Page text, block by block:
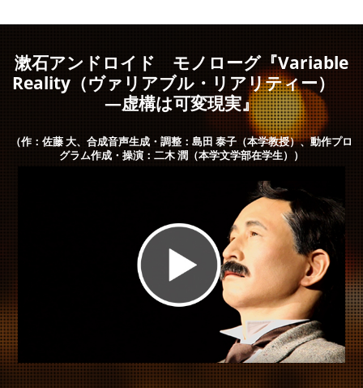
漱石アンドロイド モノローグ『Variable
Reality（ヴァリアブル・リアリティー）
―虚構は可変現実』
（作：佐藤 大、合成音声生成・調整：島田 泰子（本学教授）、動作プロ
グラム作成・操演：二木 潤（本学文学部在学生））